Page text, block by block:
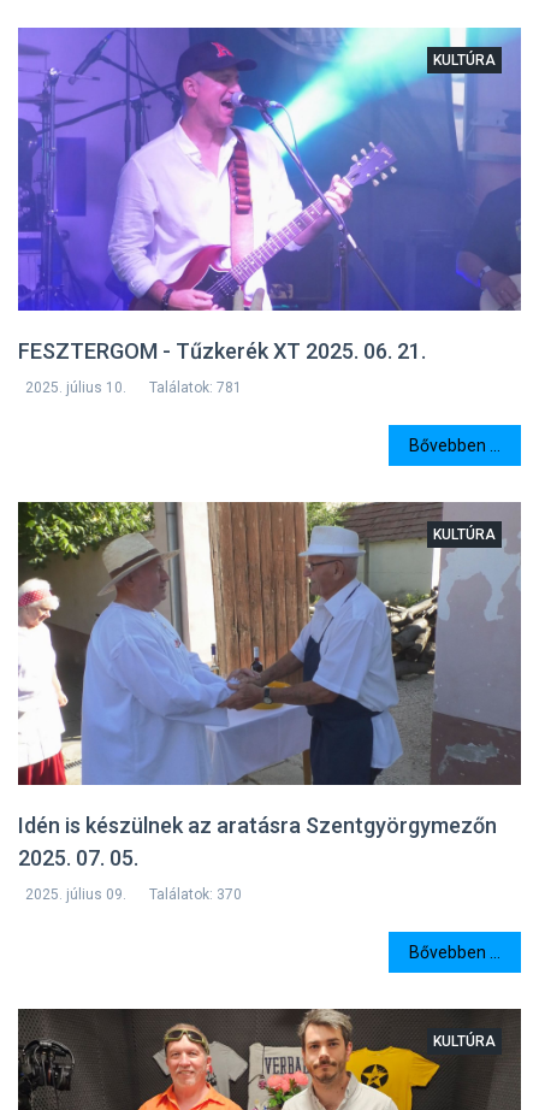
FESZTERGOM - Tűzkerék XT 2025. 06. 21.
KULTÚRA
2025. július 10. Találatok: 781
Bővebben ...
Idén is készülnek az aratásra Szentgyörgymezőn
2025. 07. 05.
KULTÚRA
2025. július 09. Találatok: 370
Bővebben ...
KULTÚRA